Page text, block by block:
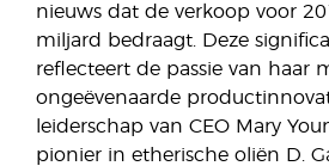
nieuws dat de verkoop voor
miljard bedraagt. Deze
reflecteert de passie van haar
ongeëvenaarde
leiderschap van CEO Mary
pionier in etherische oliën D.